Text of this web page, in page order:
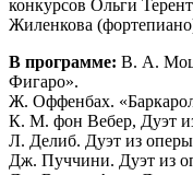
конкурсов Ольги
Жиленкова
В программе: В. А.
Фигаро».
Ж. Оффенбах.
К. М. фон Вебер, Дуэт
Л. Делиб. Дуэт из
Дж. Пуччини. Дуэт из